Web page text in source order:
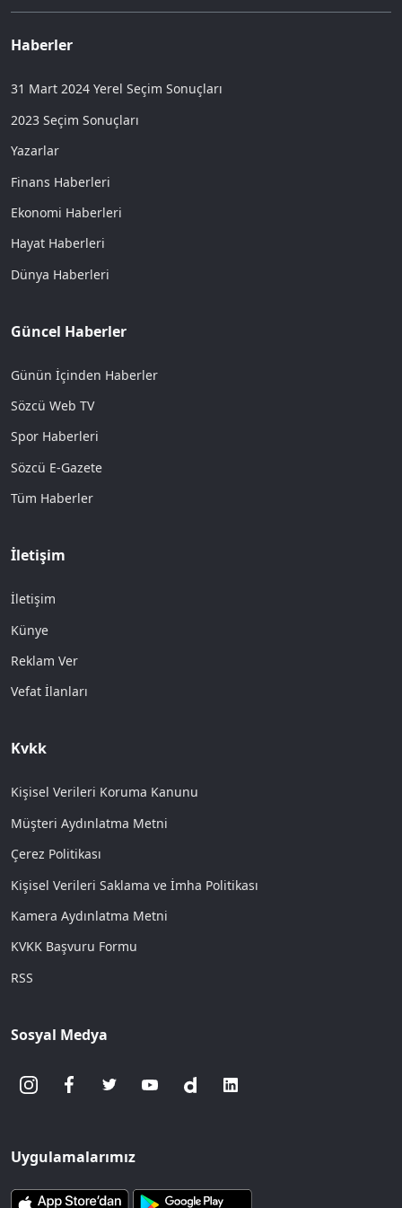
Haberler
31 Mart 2024 Yerel Seçim Sonuçları
2023 Seçim Sonuçları
Yazarlar
Finans Haberleri
Ekonomi Haberleri
Hayat Haberleri
Dünya Haberleri
Güncel Haberler
Günün İçinden Haberler
Sözcü Web TV
Spor Haberleri
Sözcü E-Gazete
Tüm Haberler
İletişim
İletişim
Künye
Reklam Ver
Vefat İlanları
Kvkk
Kişisel Verileri Koruma Kanunu
Müşteri Aydınlatma Metni
Çerez Politikası
Kişisel Verileri Saklama ve İmha Politikası
Kamera Aydınlatma Metni
KVKK Başvuru Formu
RSS
Sosyal Medya
Uygulamalarımız